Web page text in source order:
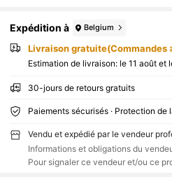
Expédition à Belgium
Livraison gratuite(Commandes
Estimation de livraison: le 11 août et
30-jours de retours gratuits
Paiements sécurisés · Protection de
Vendu et expédié par le vendeur
Informations et obligations du
Pour signaler ce vendeur et/ou ce